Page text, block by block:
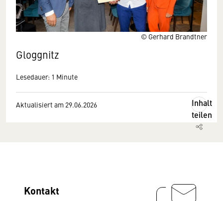
© Gerhard Brandtner
Gloggnitz
Lesedauer: 1 Minute
Aktualisiert am 29.06.2026
Inhalt
teilen
Kontakt